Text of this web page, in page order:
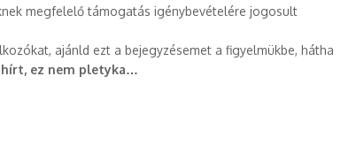
megfelelő támogatás igénybevételére jogosult
ajánld ezt a bejegyzésemet a figyelmükbe, hátha
ez nem pletyka…